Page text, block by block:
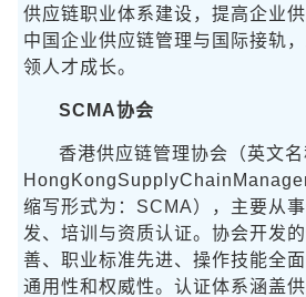
供应链职业体系建设，提高企业
中国企业供应链管理与国际接轨
领人才成长。
SCMA协会
香港供应链管理协会（英文名
缩写形式为：SCMA），主要从
发、培训与资质认证。协会开发
善、职业标准先进、操作技能全
通用性和权威性。认证体系涵盖